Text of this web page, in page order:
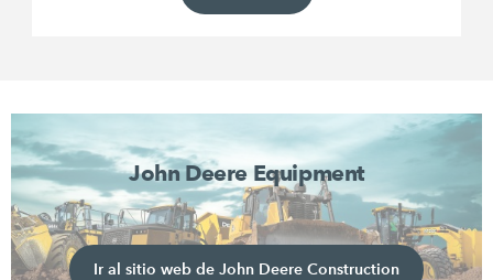
John Deere Equipment
Ir al sitio web de John Deere Construction